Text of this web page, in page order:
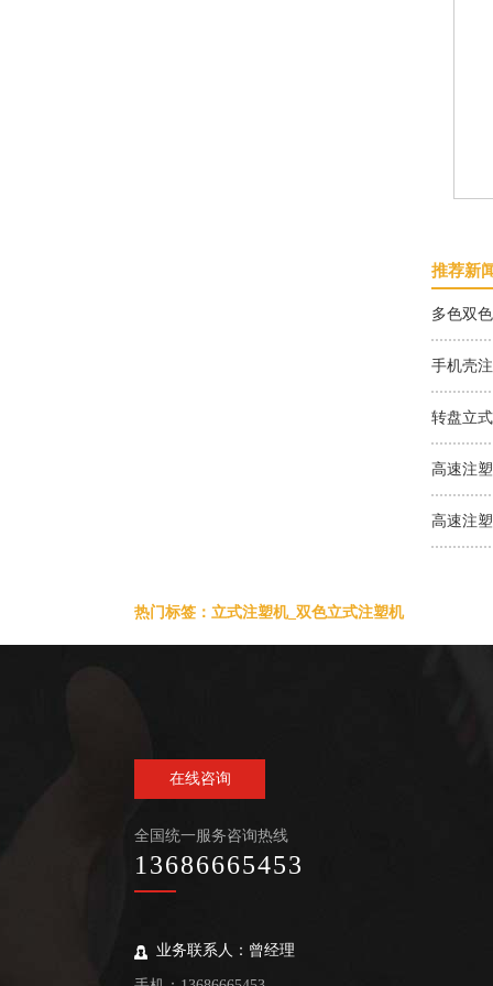
推荐新
多色双
手机壳
转盘立
高速注
高速注
热门标签：立式注塑机_双色立式注塑机
在线咨询
全国统一服务咨询热线
13686665453
业务联系人：曾经理